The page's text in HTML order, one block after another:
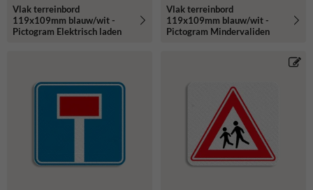
Vlak terreinbord
119x109mm blauw/wit -
Pictogram Elektrisch laden
Vlak terreinbord
119x109mm blauw/wit -
Pictogram Mindervaliden